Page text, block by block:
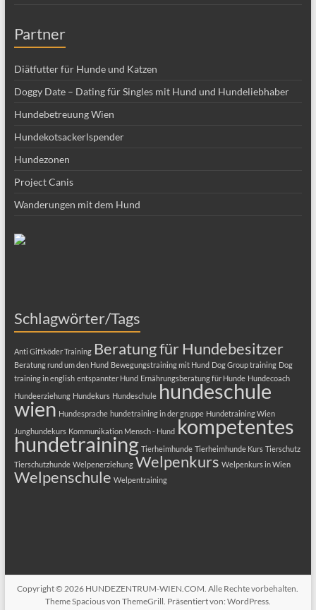
Partner
Diätfutter für Hunde und Katzen
Doggy Date – Dating für Singles mit Hund und Hundeliebhaber
Hundebetreuung Wien
Hundekotsackerlspender
Hundezonen
Project Canis
Wanderungen mit dem Hund
Schlagwörter/Tags
Anti Giftköder Training Beratung für Hundebesitzer
Beratung rund um den Hund Bewegungstraining mit Hund Dog Group training Dog
training in english entspannter Hund Ernährungsberatung für Hunde Hundecoach
Hundeerziehung Hundekurs Hundeschule hundeschule
wien Hundesprache hundetraining in der gruppe Hundetraining Wien
Junghundekurs Kommunikation Mensch - Hund kompetentes
hundetraining Tierheimhunde Tierheimhunde Kurs Tierschutz
Tierschutzhunde Welpenerziehung Welpenkurs Welpenkurs in Wien
Welpenschule Welpentraining
Copyright © 2026 HUNDEZENTRUM-WIEN.COM. Alle Rechte vorbehalten.
ThemeSpaciousvon ThemeGrill. Präsentiert von: WordPress.